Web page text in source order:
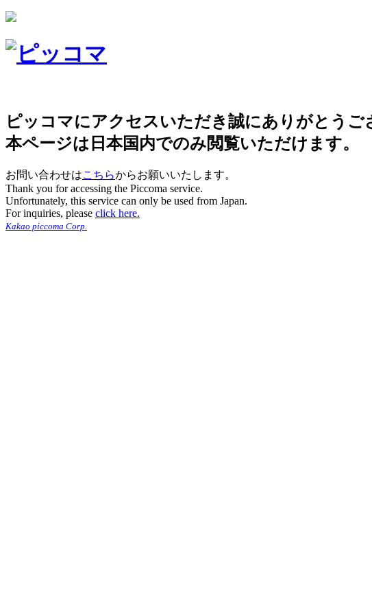
ピッコマにアクセスいただき誠にありがとうご
本ページは日本国内でのみ閲覧いただけます。
お問い合わせはこちらからお願いいたします。
Thank you for accessing the Piccoma service.
Unfortunately, this service can only be used from Japan.
For inquiries, please click here.
Kakao piccoma Corp.